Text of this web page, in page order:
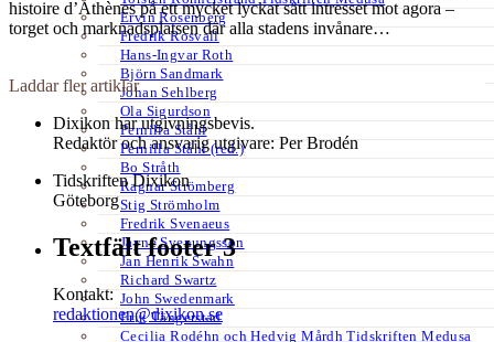
Ervin Rosenberg
Fredrik Rosvall
Hans-Ingvar Roth
Björn Sandmark
Johan Sehlberg
Ola Sigurdson
Pernilla Ståhl
Pernilla Ståhl (red.)
Bo Stråth
Ragnar Strömberg
Stig Strömholm
Fredrik Svenaeus
Jayne Svenungsson
Jan Henrik Swahn
Richard Swartz
John Swedenmark
Erik Tängerstad
Cecilia Rodéhn och Hedvig Mårdh Tidskriften Medusa
histoire d’Athènes på ett mycket lyckat sätt intresset mot agora –
torget och marknadsplatsen där alla stadens invånare…
Laddar fler artiklar
Dixikon har utgivningsbevis.
Redaktör och ansvarig utgivare: Per Brodén
Tidskriften Dixikon
Göteborg
Textfält footer 3
Kontakt:
redaktionen@dixikon.se